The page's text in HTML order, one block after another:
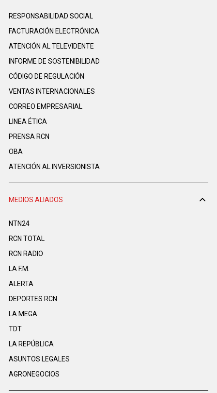
RESPONSABILIDAD SOCIAL
FACTURACIÓN ELECTRÓNICA
ATENCIÓN AL TELEVIDENTE
INFORME DE SOSTENIBILIDAD
CÓDIGO DE REGULACIÓN
VENTAS INTERNACIONALES
CORREO EMPRESARIAL
LINEA ÉTICA
PRENSA RCN
OBA
ATENCIÓN AL INVERSIONISTA
MEDIOS ALIADOS
NTN24
RCN TOTAL
RCN RADIO
LA F.M.
ALERTA
DEPORTES RCN
LA MEGA
TDT
LA REPÚBLICA
ASUNTOS LEGALES
AGRONEGOCIOS